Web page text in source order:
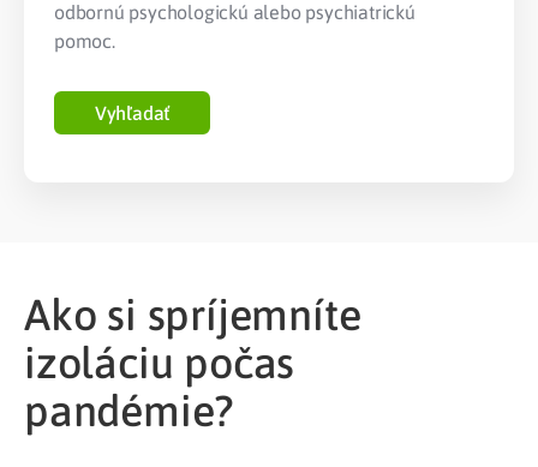
odbornú psychologickú alebo psychiatrickú
pomoc.
Vyhľadať
Ako si spríjemníte
izoláciu počas
pandémie?